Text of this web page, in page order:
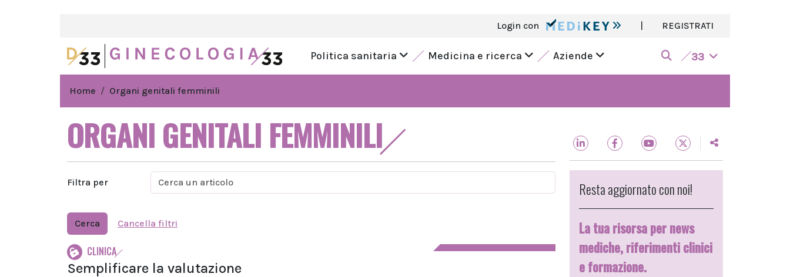
Login con | REGISTRATI
Politica sanitaria Medicina e ricerca Aziende 33
Home Organi genitali femminili
ORGANI GENITALI FEMMINILI
Filtra per
Cerca Cancella filtri
CLINICA
Semplificare la valutazione
Resta aggiornato con noi!
La tua risorsa per news
mediche, riferimenti clinici
e formazione.